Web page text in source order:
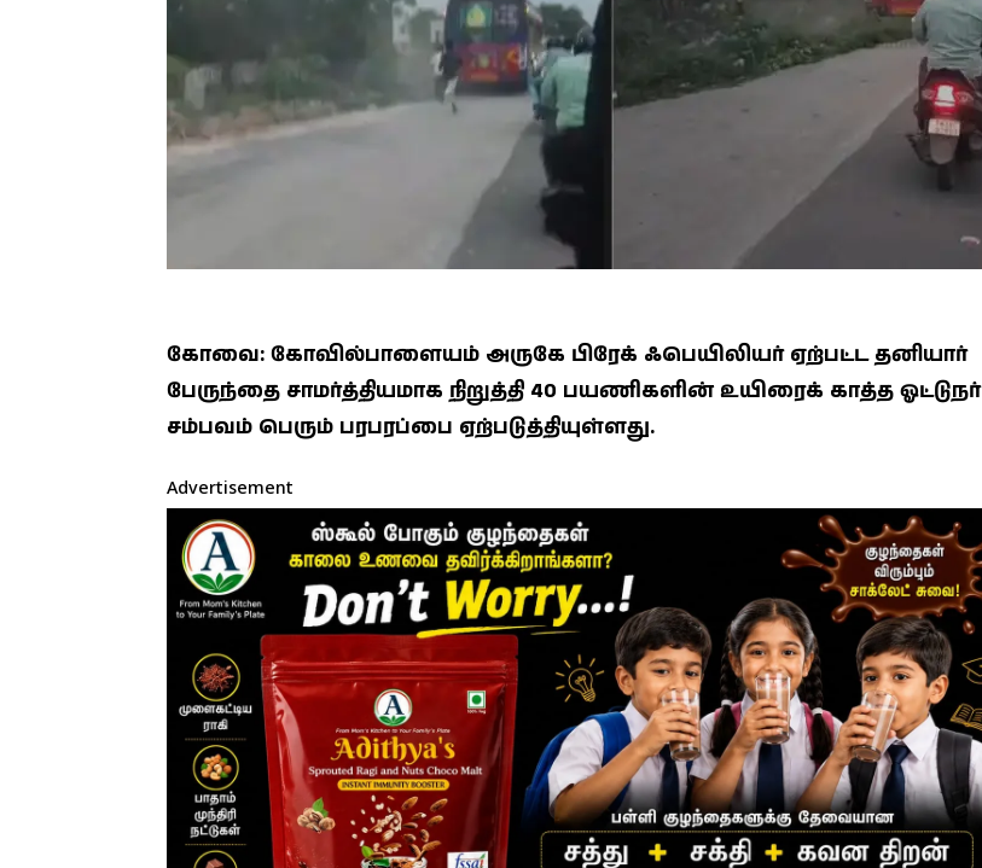
கோவை: கோவில்பாளையம் அருகே பிரேக் ஃபெயிலியர் ஏற்பட்ட தனியார்
பேருந்தை சாமர்த்தியமாக நிறுத்தி 40 பயணிகளின் உயிரைக் காத்த ஓட்டுநர்
சம்பவம் பெரும் பரபரப்பை ஏற்படுத்தியுள்ளது.
Advertisement